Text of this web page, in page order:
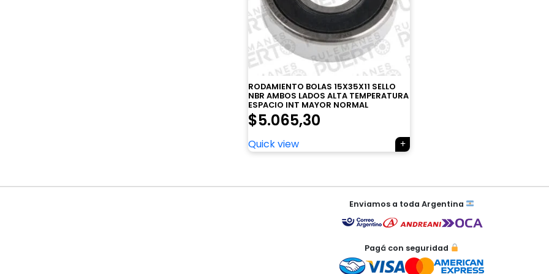
RODAMIENTO BOLAS 15X35X11 SELLO
NBR AMBOS LADOS ALTA TEMPERATURA
ESPACIO INT MAYOR NORMAL
$5.065,30
Quick view
Navegación
Enviamos a toda Argentina
Pagá con seguridad